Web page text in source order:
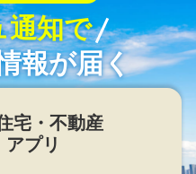
通知で
報が届く
宅・不動産
アプリ